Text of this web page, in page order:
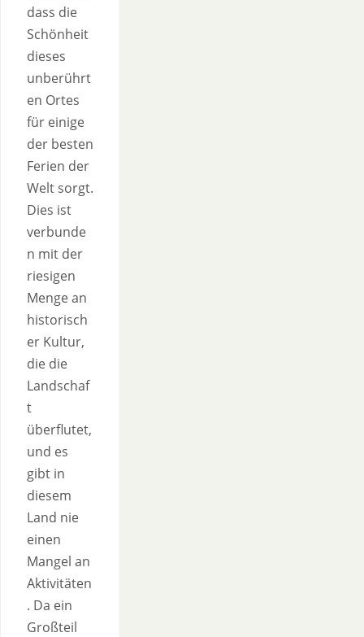
dass die
Schönheit
dieses
unberührt
en Ortes
für einige
der besten
Ferien der
Welt sorgt.
Dies ist
verbunde
n mit der
riesigen
Menge an
historisch
er Kultur,
die die
Landschaf
t
überflutet,
und es
gibt in
diesem
Land nie
einen
Mangel an
Aktivitäten
. Da ein
Großteil